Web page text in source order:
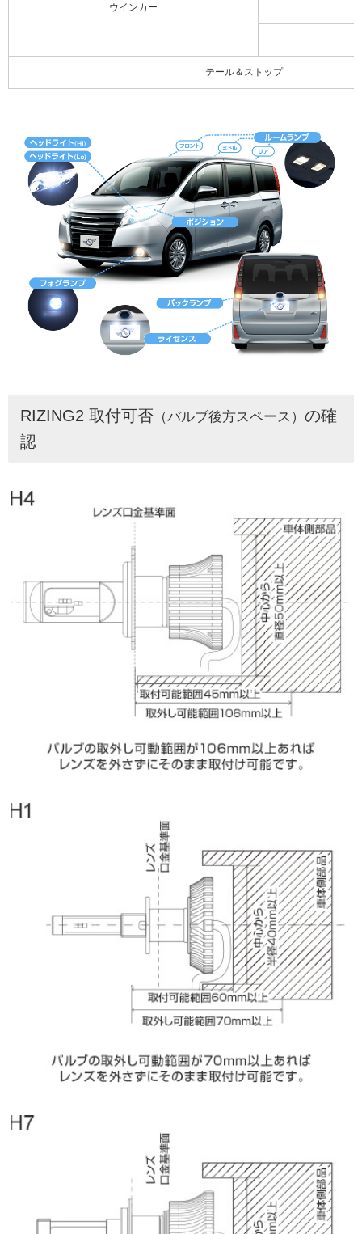
ウインカー
テール＆ストップ
RIZING2 取付可否 （バルブ後方スペース） の確
認